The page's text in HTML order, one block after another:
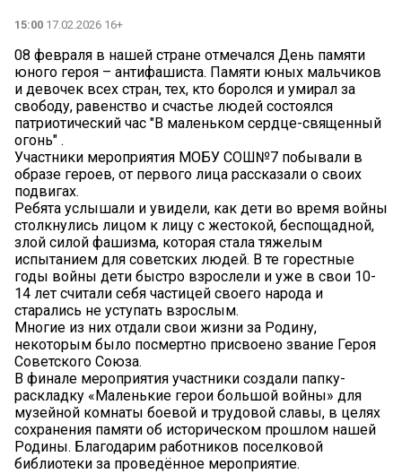
15:00 17.02.2026 16+
08 февраля в нашей стране отмечался День памяти
юного героя – антифашиста. Памяти юных мальчиков
и девочек всех стран, тех, кто боролся и умирал за
свободу, равенство и счастье людей состоялся
патриотический час "В маленьком сердце-священный
огонь" .
Участники мероприятия МОБУ СОШ№7 побывали в
образе героев, от первого лица рассказали о своих
подвигах.
Ребята услышали и увидели, как дети во время войны
столкнулись лицом к лицу с жестокой, беспощадной,
злой силой фашизма, которая стала тяжелым
испытанием для советских людей. В те горестные
годы войны дети быстро взрослели и уже в свои 10-
14 лет считали себя частицей своего народа и
старались не уступать взрослым.
Многие из них отдали свои жизни за Родину,
некоторым было посмертно присвоено звание Героя
Советского Союза.
В финале мероприятия участники создали папку-
раскладку «Маленькие герои большой войны» для
музейной комнаты боевой и трудовой славы, в целях
сохранения памяти об историческом прошлом нашей
Родины. Благодарим работников поселковой
библиотеки за проведённое мероприятие.